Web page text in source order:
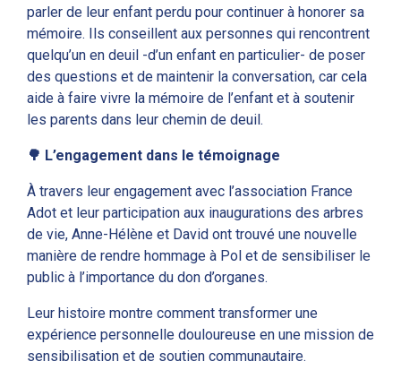
parler de leur enfant perdu pour continuer à honorer sa
mémoire. Ils conseillent aux personnes qui rencontrent
quelqu’un en deuil -d’un enfant en particulier- de poser
des questions et de maintenir la conversation, car cela
aide à faire vivre la mémoire de l’enfant et à soutenir
les parents dans leur chemin de deuil.
🌳 L’engagement dans le témoignage
À travers leur engagement avec l’association France
Adot et leur participation aux inaugurations des arbres
de vie, Anne-Hélène et David ont trouvé une nouvelle
manière de rendre hommage à Pol et de sensibiliser le
public à l’importance du don d’organes.
Leur histoire montre comment transformer une
expérience personnelle douloureuse en une mission de
sensibilisation et de soutien communautaire.